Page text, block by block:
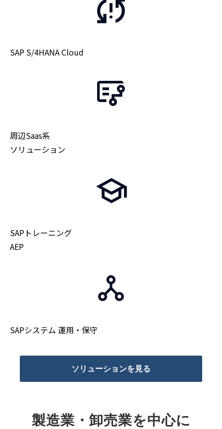
SAP S/4HANA Cloud
周辺Saas系
ソリューション
SAPトレーニング
AEP
SAPシステム 運用・保守
ソリューションを見る
製造業・卸売業を中心に